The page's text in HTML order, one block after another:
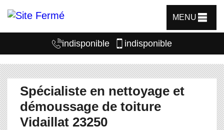
MENU
indisponible indisponible
Spécialiste en nettoyage et
démoussage de toiture
Vidaillat 23250